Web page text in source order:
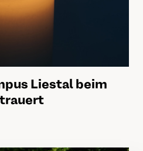
Liestal beim